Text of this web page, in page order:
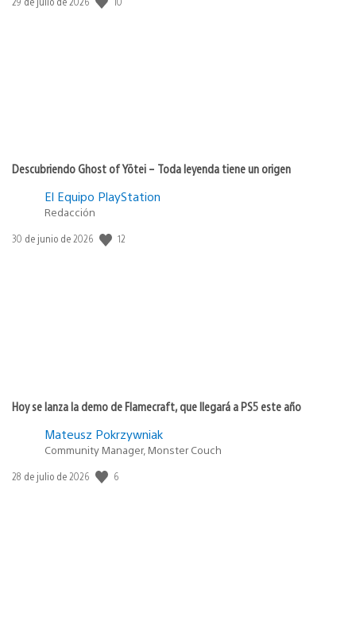
Descubriendo Ghost of Yōtei – Toda leyenda tiene un origen
El Equipo PlayStation
Redacción
Fecha
30 de junio de 2026 12
Hoy se lanza la demo de Flamecraft, que llegará a PS5 este año
Mateusz Pokrzywniak
Community Manager, Monster Couch
Fecha
28 de julio de 2026 6